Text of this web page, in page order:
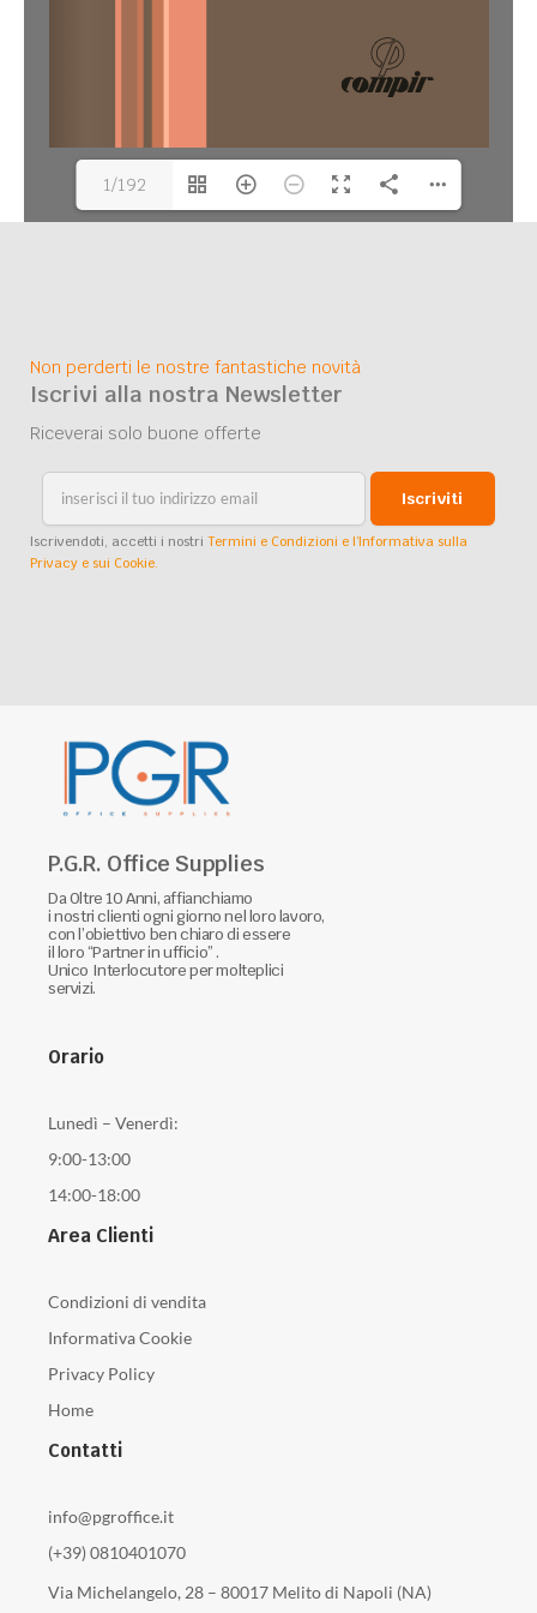
1/192
Non perderti le nostre fantastiche novità
Iscrivi alla nostra Newsletter
Riceverai solo buone offerte
Iscriviti
Iscrivendoti, accetti i nostri Termini e Condizioni e l’Informativa sulla
Privacy e sui Cookie.
P.G.R. Office Supplies
Da Oltre 10 Anni, affianchiamo
i nostri clienti ogni giorno nel loro lavoro,
con l’obiettivo ben chiaro di essere
il loro “Partner in ufficio” .
Unico Interlocutore per molteplici
servizi.
Orario
Lunedì – Venerdì:
9:00-13:00
14:00-18:00
Area Clienti
Condizioni di vendita
Informativa Cookie
Privacy Policy
Home
Contatti
info@pgroffice.it
(+39) 0810401070
Via Michelangelo, 28 – 80017 Melito di Napoli (NA)